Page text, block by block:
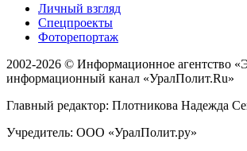
Личный взгляд
Спецпроекты
Фоторепортаж
2002-2026 © Информационное агентство
информационный канал «УралПолит.Ru»
Главный редактор: Плотникова Надежда
Учредитель: ООО «УралПолит.ру»